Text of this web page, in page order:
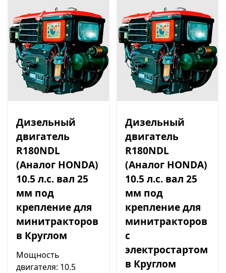
Дизельный
двигатель
R180NDL
(Аналог HONDA)
10.5 л.с. вал 25
мм под
крепление для
минитракторов
в Круглом
Мощность
двигателя: 10.5
Дизельный
двигатель
R180NDL
(Аналог HONDA)
10.5 л.с. вал 25
мм под
крепление для
минитракторов
с
электростартом
в Круглом